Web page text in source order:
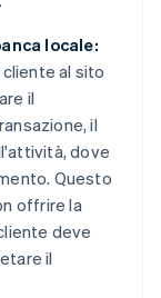
locale:
al sito
il
il
dove
Questo
offrire la
deve
il